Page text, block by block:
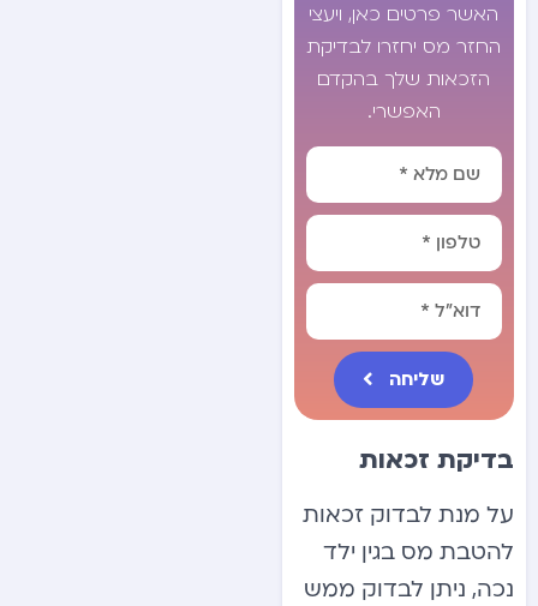
האשר פרטים כאן, ויעצי
החזר מס יחזרו לבדיקת
הזכאות שלך בהקדם
האפשרי.
שליחה
Alternative:
בדיקת זכאות
על מנת לבדוק זכאות
להטבת מס בגין ילד
נכה, ניתן לבדוק ממש